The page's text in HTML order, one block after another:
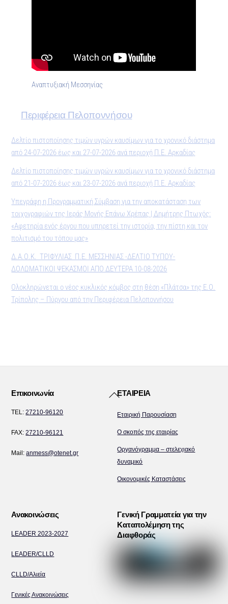
Αναπτυξιακή Μεσσηνίας
Περιφέρεια Πελοποννήσου
Δελτίο πιστοποίησης τιμών υγρών καυσίμων για το χρονικό διάστημα
από 24-07-2026 έως και 27-07-2026 ανά περιοχή Π.Ε. Αρκαδίας
Δελτίο πιστοποίησης τιμών υγρών καυσίμων για το χρονικό διάστημα
από 21-07-2026 έως και 23-07-2026 ανά περιοχή Π.Ε. Αρκαδίας
Υπεγράφη η Προγραμματική Σύμβαση για την αποκατάσταση των
τοιχογραφιών της Ιεράς Μονής Επάνω Χρέπας | Δημήτρης Πτωχός:
«Αφετηρία ενός έργου που υπηρετεί την ιστορία, την πίστη και τον
πολιτισμό του τόπου μας»
Δ.Α.Ο.Κ. ΤΡΙΦΥΛΙΑΣ Π.Ε. ΜΕΣΣΗΝΙΑΣ -ΔΕΛΤΙΟ ΤΥΠΟΥ-
ΔΟΛΩΜΑΤΙΚΟΙ ΨΕΚΑΣΜΟΙ ΑΠΟ ΔΕΥΤΕΡΑ 10-08-2026
Ολοκληρώνεται ο νέος κυκλικός κόμβος στη θέση «Πλάτσα» της Ε.Ο.
Τρίπολης – Πύργου από την Περιφέρεια Πελοποννήσου
Back
Top
Επικοινωνία
TEL:27210-96120
FAX:27210-96121
Mail:anmess@otenet.gr
ΕΤΑΙΡΕΙΑ
Εταιρική Παρουσίαση
Ο σκοπός της εταιρίας
Οργανόγραμμα – στελεχιακό
δυναμικό
Οικονομικές Καταστάσεις
Ανακοινώσεις
LEADER 2023-2027
LEADER/CLLD
CLLD/Αλιεία
Γενικές Ανακοινώσεις
Γενική Γραμματεία για την
Καταπολέμηση της
Διαφθοράς